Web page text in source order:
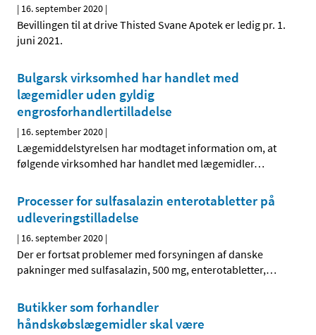
| 16. september 2020 |
Bevillingen til at drive Thisted Svane Apotek er ledig pr. 1.
juni 2021.
Bulgarsk virksomhed har handlet med
lægemidler uden gyldig
engrosforhandlertilladelse
| 16. september 2020 |
Lægemiddelstyrelsen har modtaget information om, at
følgende virksomhed har handlet med lægemidler…
Processer for sulfasalazin enterotabletter på
udleveringstilladelse
| 16. september 2020 |
Der er fortsat problemer med forsyningen af danske
pakninger med sulfasalazin, 500 mg, enterotabletter,…
Butikker som forhandler
håndskøbslægemidler skal være